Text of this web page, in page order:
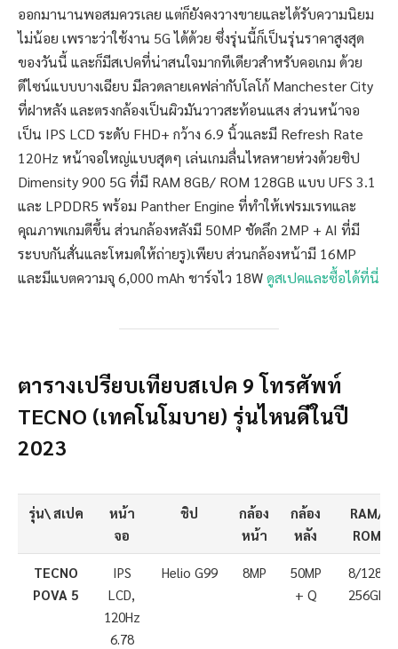
ออกมานานพอสมควรเลย แต่ก็ยังคงวางขายและได้รับความนิยม
ไม่น้อย เพราะว่าใช้งาน 5G ได้ด้วย ซึ่งรุ่นนี้ก็เป็นรุ่นราคาสูงสุด
ของวันนี้ และก็มีสเปคที่น่าสนใจมากทีเดียวสำหรับคอเกม ด้วย
ดีไซน์แบบบางเฉียบ มีลวดลายเคฟล่ากับโลโก้ Manchester City
ที่ฝาหลัง และตรงกล้องเป็นผิวมันวาวสะท้อนแสง ส่วนหน้าจอ
เป็น IPS LCD ระดับ FHD+ กว้าง 6.9 นิ้วและมี Refresh Rate
120Hz หน้าจอใหญ่แบบสุดๆ เล่นเกมลื่นไหลหายห่วงด้วยชิป
Dimensity 900 5G ที่มี RAM 8GB/ ROM 128GB แบบ UFS 3.1
และ LPDDR5 พร้อม Panther Engine ที่ทำให้เฟรมเรทและ
คุณภาพเกมดีขึ้น ส่วนกล้องหลังมี 50MP ชัดลึก 2MP + AI ที่มี
ระบบกันสั่นและโหมดให้ถ่ายรู)เพียบ ส่วนกล้องหน้ามี 16MP
และมีแบตความจุ 6,000 mAh ชาร์จไว 18Wดูสเปคและซื้อได้ที่นี่
ตารางเปรียบเทียบสเปค 9 โทรศัพท์
TECNO (เทคโนโมบาย) รุ่นไหนดีในปี
2023
รุ่น\ สเปค
หน้า
จอ
ชิป
กล้อง
หน้า
กล้อง
หลัง
RAM/
ROM
TECNO
POVA 5
IPS
LCD,
120Hz
6.78
Helio G99 8MP
50MP
+ Q
8/128-
256GB